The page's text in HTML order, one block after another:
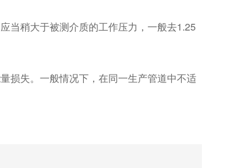
当稍大于被测介质的工作压力，一般去1.25
损失。一般情况下，在同一生产管道中不适